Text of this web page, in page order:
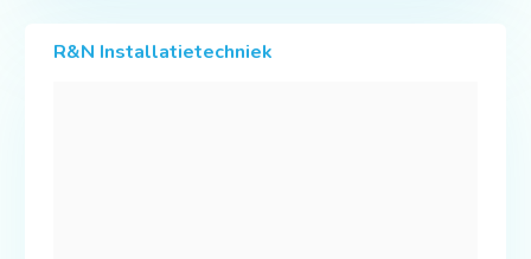
R&N Installatietechniek